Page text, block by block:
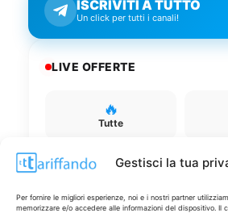
Gestisci la tua
Per fornire le migliori esperienze, noi e i nostri partner
memorizzare e/o accedere alle informazioni del dispositivo. Il
ISCRIVITI A TUTTO
Un click per tutti i canali!
LIVE OFFERTE
🔥
Tutte
🛒